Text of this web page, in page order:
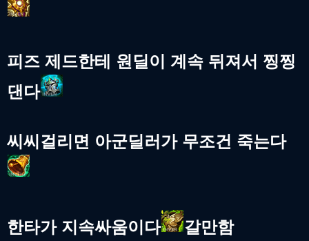
피즈 제드한테 원딜이 계속 뒤져서 찡찡
댄다
씨씨걸리면 아군딜러가 무조건 죽는다
한타가 지속싸움이다 갈만함